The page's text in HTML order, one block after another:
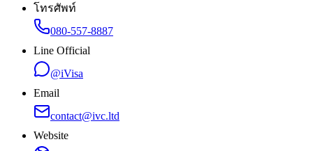
โทรศัพท์
080-557-8887
Line Official
@iVisa
Email
contact@ivc.ltd
Website